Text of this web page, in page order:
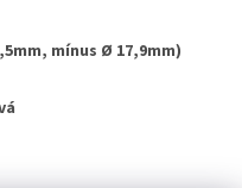
mínus Ø 17,9mm)